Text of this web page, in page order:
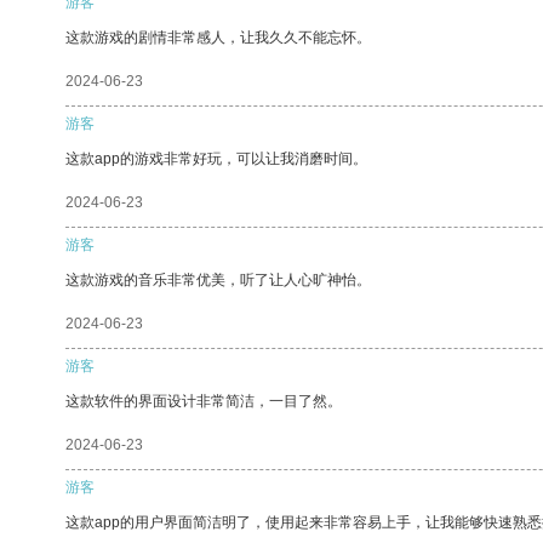
这款游戏的剧情非常感人，让我久久不能忘怀。
2024-06-23
游客
这款app的游戏非常好玩，可以让我消磨时间。
2024-06-23
游客
这款游戏的音乐非常优美，听了让人心旷神怡。
2024-06-23
游客
这款软件的界面设计非常简洁，一目了然。
2024-06-23
游客
这款app的用户界面简洁明了，使用起来非常容易上手，让我能够快速熟